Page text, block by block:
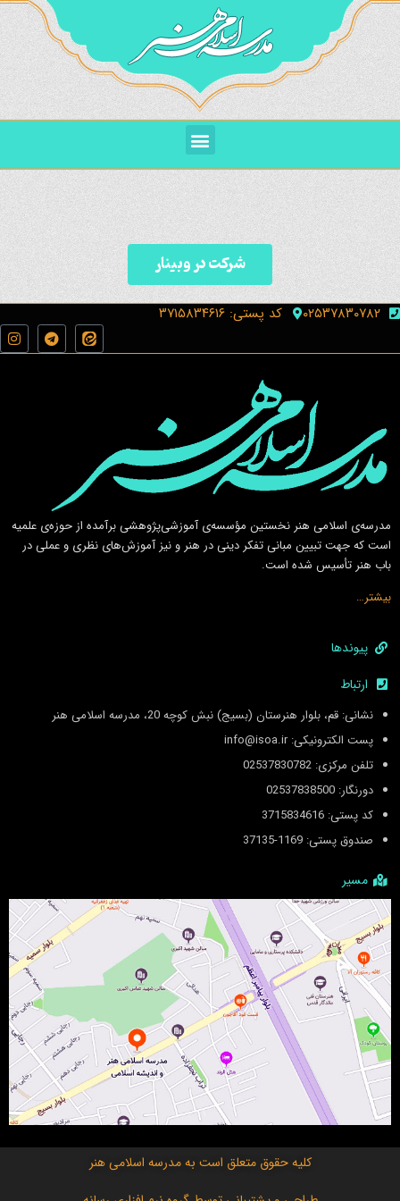
شرکت در وبینار
۰۲۵۳۷۸۳۰۷۸۲ کد پستی: ۳۷۱۵۸۳۴۶۱۶
مدرسه‌ی اسلامى هنر نخستين مؤسسه‌ی آموزشى‌پژوهشى برآمده از حوزه‌ی علميه
است كه جهت تبيين مبانى تفكر دينى در هنر و نيز آموزش‌هاى نظرى و عملى در
باب هنر تأسيس شده است.
بیشتر…
پیوندها
ارتباط
نشانی: قم، بلوار هنرستان (بسیج) نبش کوچه 20، مدرسه اسلامی هنر
پست الکترونیکی: info@isoa.ir
تلفن مرکزی: 02537830782
دورنگار: 02537838500
کد پستی: 3715834616
صندوق پستی: 1169-37135
مسیر
کلیه حقوق متعلق است بهمدرسه اسلامی هنر